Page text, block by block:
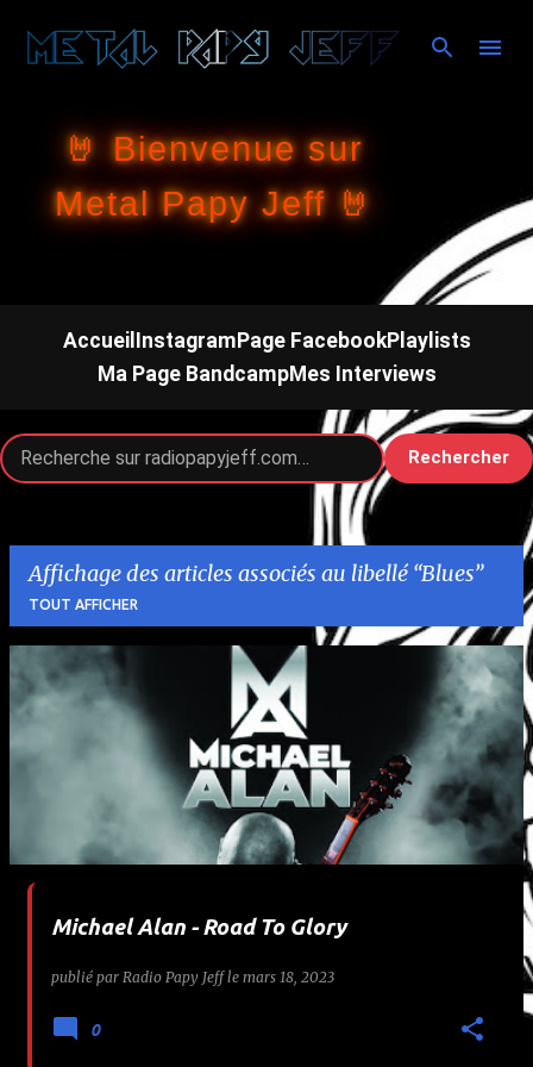
Accéder au contenu principal
🤘 Bienvenue sur
Metal Papy Jeff 🤘
Accueil InstagramPage FacebookPlaylists
Ma Page BandcampMes Interviews
Rechercher
Affichage des articles associés au libellé Blues
TOUT AFFICHER
r
c
Michael Alan - Road To Glory
publié par Radio Papy Jeff le mars 18, 2023
0